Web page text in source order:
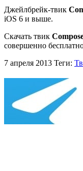
Джейлбрейк-твик
iOS 6 и выше.
Скачать твик
совершенно
7 апреля 2013 Теги: